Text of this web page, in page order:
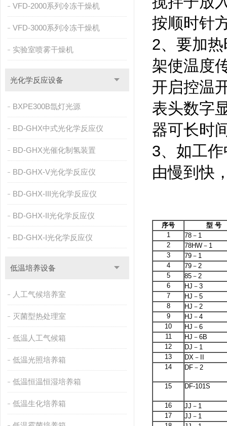
VFD-2000系列冷冻干燥机
VFD-3000系列冷冻干燥机
实验室喷雾干燥机
光化学反应设备
BXPE300B氙灯光源
BD-GHX中式光化学反应仪
BD-GHX光催化制氢装置
BD-GHX-V光化学反应仪
BD-GHX-III光化学反应仪
BD-GHX-II光化学反应仪
BD-GHX-I光化学反应仪
低温培养设备
人工气候培养室
灭菌型热处理室
低温人工气候箱
低温光照培养箱
低温恒温恒湿培养箱
低温生化培养箱
按顺时针
2、要加
架使温度
开启控温
表头数字
器可长时
3、如工
由慢到快
序号
型 号
1
78－1
2
78HW－1
3
79－1
4
79－2
5
85－2
6
HJ－3
7
HJ－5
8
HJ－2
9
HJ－4
10
HJ－6
11
HJ－6B
12
DJ－1
13
DX－II
14
DF－2
15 DF-101S
16
JJ－1
17
JJ－1